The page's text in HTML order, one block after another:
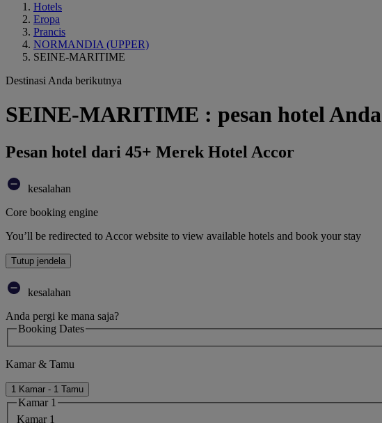
Hotels
Eropa
Prancis
NORMANDIA (UPPER)
SEINE-MARITIME
Destinasi Anda berikutnya
SEINE-MARITIME : pesan hotel Anda
Pesan hotel dari 45+ Merek Hotel Accor
kesalahan
Core booking engine
You’ll be redirected to Accor website to view available hotels and book your stay
Tutup jendela
kesalahan
Anda pergi ke mana saja?
Booking Dates
Kamar & Tamu
1 Kamar - 1 Tamu
Kamar 1
Kamar 1